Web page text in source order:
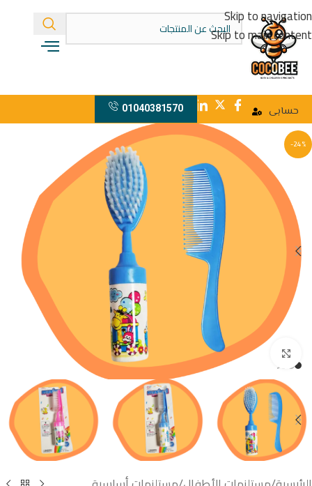
Skip to navigation
Skip to main content
حسابى 01040381570
-24%
اضغط للتكبير